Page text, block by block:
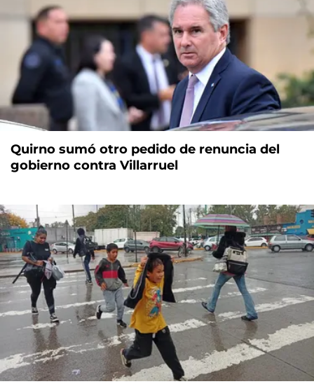
Quirno sumó otro pedido de renuncia del
gobierno contra Villarruel